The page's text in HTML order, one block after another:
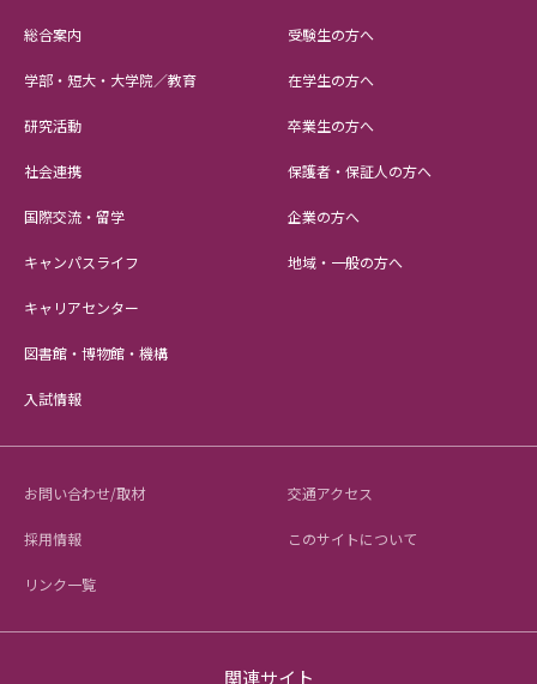
総合案内
学部・短大・大学院／教育
研究活動
社会連携
国際交流・留学
キャンパスライフ
キャリアセンター
図書館・博物館・機構
入試情報
受験生の方へ
在学生の方へ
卒業生の方へ
保護者・保証人の方へ
企業の方へ
地域・一般の方へ
お問い合わせ/取材 交通アクセス
採用情報 このサイトについて
リンク一覧
関連サイト